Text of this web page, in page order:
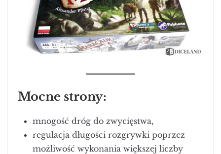
Mocne strony:
mnogość dróg do zwycięstwa,
regulacja długości rozgrywki poprzez
możliwość wykonania większej liczby